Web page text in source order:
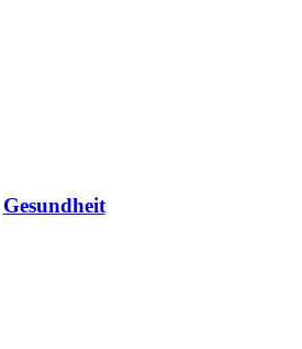
Gesundheit